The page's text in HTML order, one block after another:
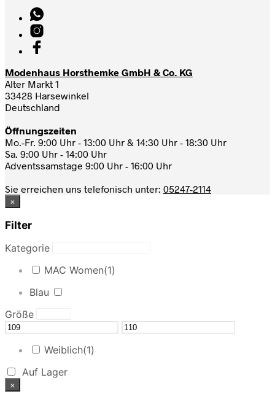
Modenhaus Horsthemke GmbH & Co. KG
Alter Markt 1
33428 Harsewinkel
Deutschland
Öffnungszeiten
Mo.-Fr. 9:00 Uhr - 13:00 Uhr & 14:30 Uhr - 18:30 Uhr
Sa. 9:00 Uhr - 14:00 Uhr
Adventssamstage 9:00 Uhr - 16:00 Uhr
Sie erreichen uns telefonisch unter: 05247-2114
×
Filter
Kategorie
MAC Women(1)
Blau
Größe
Weiblich(1)
Auf Lager
×